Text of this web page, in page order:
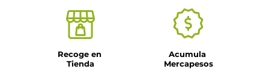
Recoge en
Tienda
Acumula
Mercapesos